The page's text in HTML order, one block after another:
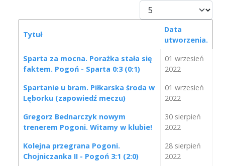
Pokaż #
Spis artykułów
Tytuł
Data
utworzenia.
Sparta za mocna. Porażka stała się
faktem. Pogoń - Sparta 0:3 (0:1)
01 wrzesień
2022
Spartanie u bram. Piłkarska środa w
Lęborku (zapowiedź meczu)
01 wrzesień
2022
Gregorz Bednarczyk nowym
trenerem Pogoni. Witamy w klubie!
30 sierpień
2022
Kolejna przegrana Pogoni.
Chojniczanka II - Pogoń 3:1 (2:0)
28 sierpień
2022